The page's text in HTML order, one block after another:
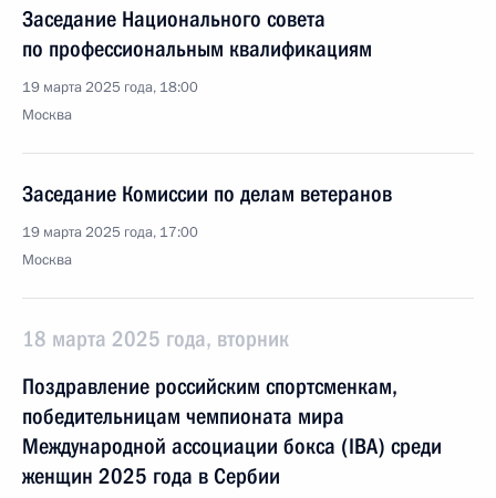
Заседание Национального совета
по профессиональным квалификациям
19 марта 2025 года, 18:00
Москва
Заседание Комиссии по делам ветеранов
19 марта 2025 года, 17:00
Москва
18 марта 2025 года, вторник
Поздравление российским спортсменкам,
победительницам чемпионата мира
Международной ассоциации бокса (IBA) среди
женщин 2025 года в Сербии